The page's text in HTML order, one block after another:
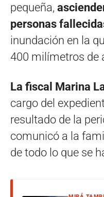
pequeña,
personas
inundación en la
400 milímetros de
La fiscal Marina
cargo del
resultado de la
comunicó a la
de todo lo que se